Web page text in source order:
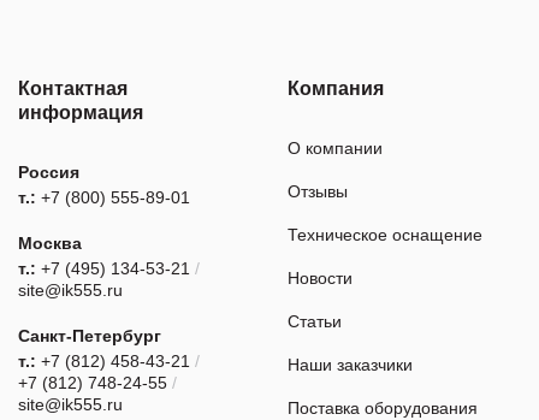
Контактная
информация
Россия
т.: +7 (800) 555-89-01
Москва
т.: +7 (495) 134-53-21 /
site@ik555.ru
Санкт-Петербург
т.: +7 (812) 458-43-21 /
+7 (812) 748-24-55 /
site@ik555.ru
Компания
О компании
Отзывы
Техническое оснащение
Новости
Статьи
Наши заказчики
Поставка оборудования